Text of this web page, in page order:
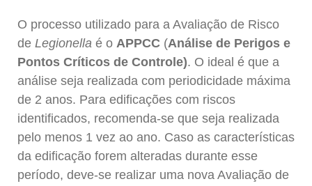
O processo utilizado para a Avaliação de Risco
de Legionella é o APPCC (Análise de Perigos e
Pontos Críticos de Controle). O ideal é que a
análise seja realizada com periodicidade máxima
de 2 anos. Para edificações com riscos
identificados, recomenda-se que seja realizada
pelo menos 1 vez ao ano. Caso as características
da edificação forem alteradas durante esse
período, deve-se realizar uma nova Avaliação de